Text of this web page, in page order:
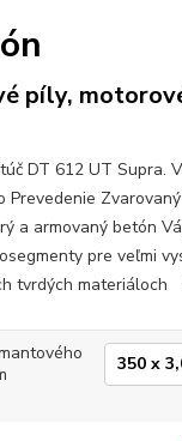
píly,
DT 612 UT Supra.
Prevedenie
a armovaný betón
pre veľmi
tvrdých materiáloch